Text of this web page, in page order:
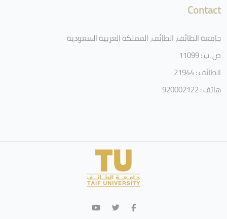
Contact
جامعة الطائف، الطائف، المملكة العربية السعودية
ص .ب : 11099
الطائف : 21944
هاتف : 920002122